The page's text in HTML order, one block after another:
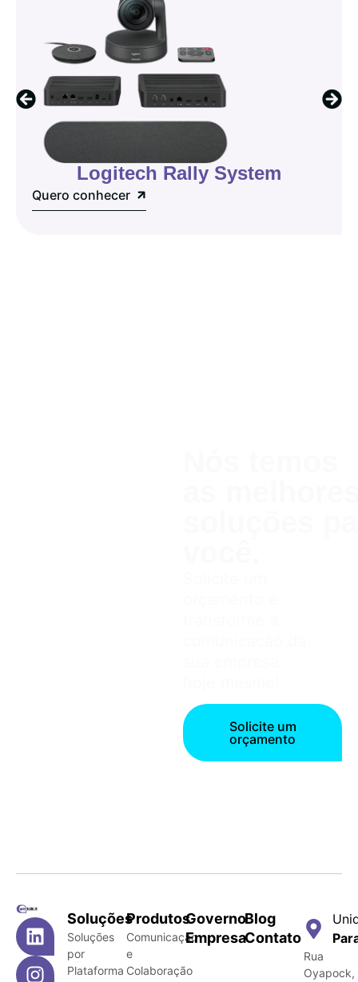
Logitech Rally System
Quero conhecer
Solicite um
orçamento
Soluções
Soluções
por
Plataforma
Produtos
Comunicação
e
Colaboração
Governo
Empresa
Blog
Contato
Rua
Oyapock,